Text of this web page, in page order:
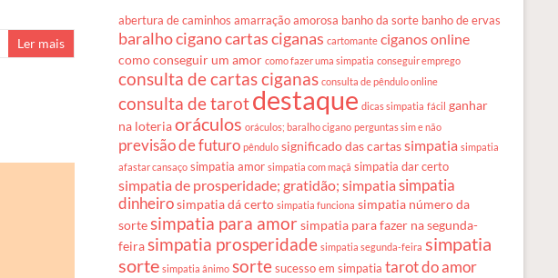
Ler mais
abertura de caminhos amarração amorosa banho da sorte banho de ervas
baralho ciganocartas ciganas cartomante ciganos online
como conseguir um amor como fazer uma simpatia conseguir emprego
consulta de cartas ciganas consulta de pêndulo online
consulta de tarotdestaque dicas simpatia fácil ganhar
na loteriaoráculos oráculos; baralho cigano perguntas sim e não
previsão de futuro pêndulo significado das cartassimpatia simpatia
afastar cansaço simpatia amor simpatia com maçã simpatia dar certo
simpatia de prosperidade; gratidão; simpatia simpatia
dinheirosimpatia dá certo simpatia funciona simpatia número da
sortesimpatia para amor simpatia para fazer na segunda-
feirasimpatia prosperidade simpatia segunda-feira simpatia
sorte simpatia ânimo sortesucesso em simpatia tarot do amor